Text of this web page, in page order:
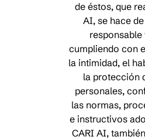
de éstos, que
AI, se hace
responsable
cumpliendo con
la intimidad, el
la protección
personales,
las normas,
e instructivos
CARI AI,